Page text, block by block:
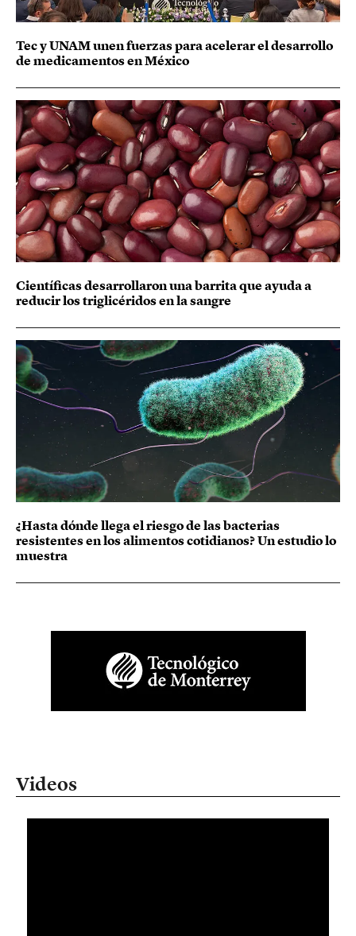
Tec y UNAM unen fuerzas para acelerar el desarrollo
de medicamentos en México
Científicas desarrollaron una barrita que ayuda a
reducir los triglicéridos en la sangre
¿Hasta dónde llega el riesgo de las bacterias
resistentes en los alimentos cotidianos? Un estudio lo
muestra
Videos